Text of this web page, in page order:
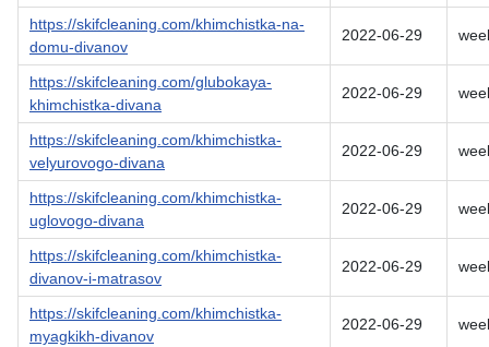
https://skifcleaning.com/khimchistka-na-
domu-divanov
2022-06-29
https://skifcleaning.com/glubokaya-
khimchistka-divana
2022-06-29
https://skifcleaning.com/khimchistka-
velyurovogo-divana
2022-06-29
https://skifcleaning.com/khimchistka-
uglovogo-divana
2022-06-29
https://skifcleaning.com/khimchistka-
divanov-i-matrasov
2022-06-29
https://skifcleaning.com/khimchistka-
myagkikh-divanov
2022-06-29